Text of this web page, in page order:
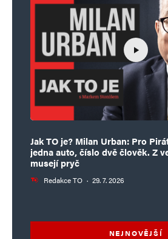
Jak TO je? Milan Urban: Pro
jedna auto, číslo dvě člověk. Z
musejí pryč
Redakce TO · 29. 7. 2026
NEJNOVĚJŠÍ